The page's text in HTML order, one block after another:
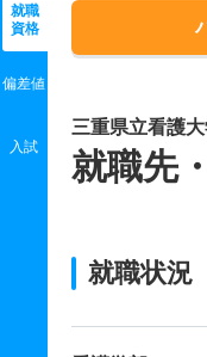
就職
資格
偏差値
入試
三重県立看護
就職先
就職状況